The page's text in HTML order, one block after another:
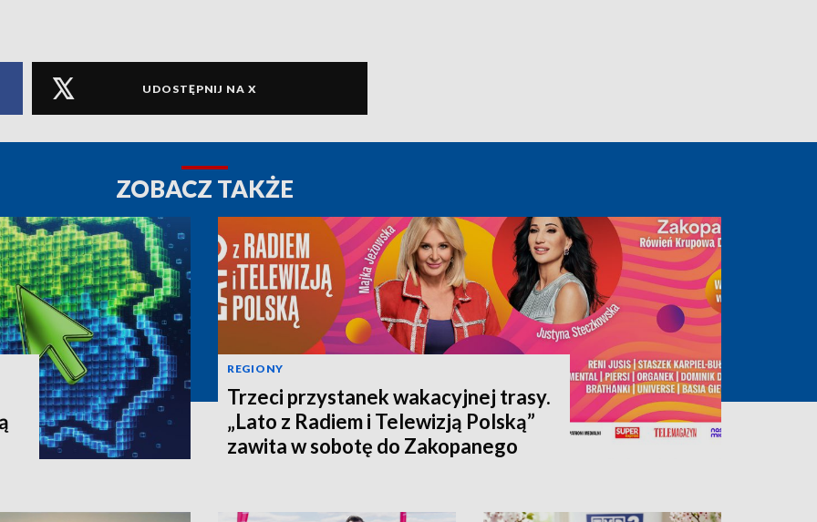
UDOSTĘPNIJ NA X
ZOBACZ TAKŻE
REGIONY
Trzeci przystanek wakacyjnej trasy.
„Lato z Radiem i Telewizją Polską”
zawita w sobotę do Zakopanego